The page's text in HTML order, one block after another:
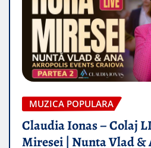
MUZICA POPULARA
Claudia Ionas – Colaj
Miresei | Nunta Vlad &